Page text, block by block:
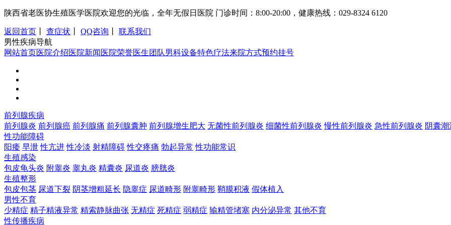
陕西省老医协生殖医学医院欢迎您的光临，全年无假日医院 门诊时间：8:00-20:00，健康热线：029-8324 6120
返回首页 查症状 QQ咨询
联系我们
男性疾病导航
网站首页医院介绍医院新闻 医院荣誉医生团队男科设备特色疗法来院方式预约挂号
前列腺疾病
前列腺炎 前列腺癌 前列腺痛 前列腺囊肿 前列腺增生肥大 无菌性前列腺炎 细菌性前列腺炎 慢性前列腺炎 急性前列腺炎 阴囊潮
性功能障碍
阳痿 早泄 性亢进 性冷淡 射精障碍 性交疼痛 勃起异常 性功能常识
生殖感染
包皮龟头炎 附睾炎 睾丸炎 精囊炎 尿道炎 膀胱炎
生殖整形
包皮包茎 尿道下裂 阴茎增粗延长 隐睾症 尿道畸形 附睾畸形 鞘膜积液 假体植入
男性不育
少精症 精子精液异常 精索静脉曲张 无精症 死精症 弱精症 输精管堵塞 内分泌异常 其他不育
性传播疾病